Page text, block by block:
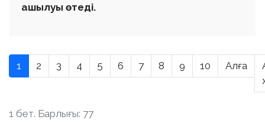
ашылуы өтеді.
1 2 3 4 5 6 7 8 9 10 Алға
1 бет. Барлығы: 77